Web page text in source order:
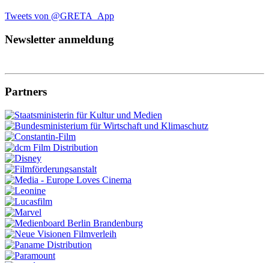
Tweets von @GRETA_App
Newsletter anmeldung
Partners